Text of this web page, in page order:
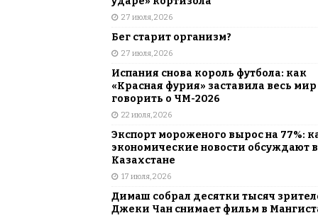
27 июля, 2026
Бег старит организм?
27 июля, 2026
Испания снова король футбола: как
«Красная фурия» заставила весь мир
говорить о ЧМ-2026
22 июля, 2026
Экспорт мороженого вырос на 77%:
экономические новости обсуждают в
Казахстане
17 июля, 2026
Димаш собрал десятки тысяч
Джеки Чан снимает фильм в